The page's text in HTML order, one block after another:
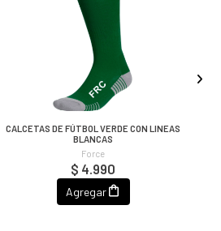
CALCETAS DE FÚTBOL VERDE CON LINEAS
BLANCAS
Force
$ 4.990
Agregar